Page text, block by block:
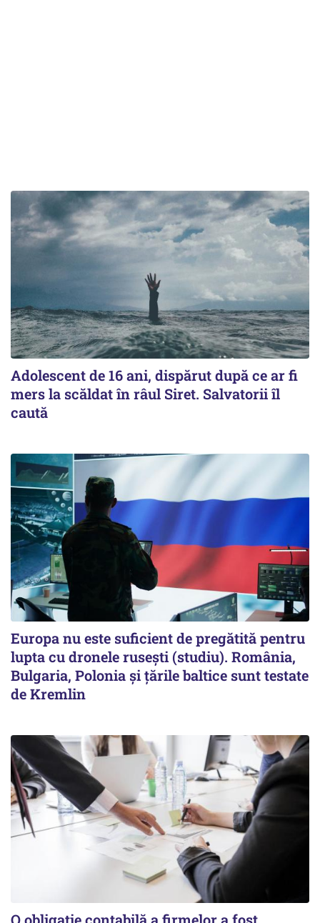
Adolescent de 16 ani, dispărut după ce ar fi
mers la scăldat în râul Siret. Salvatorii îl
caută
Europa nu este suficient de pregătită pentru
lupta cu dronele rusești (studiu). România,
Bulgaria, Polonia și țările baltice sunt testate
de Kremlin